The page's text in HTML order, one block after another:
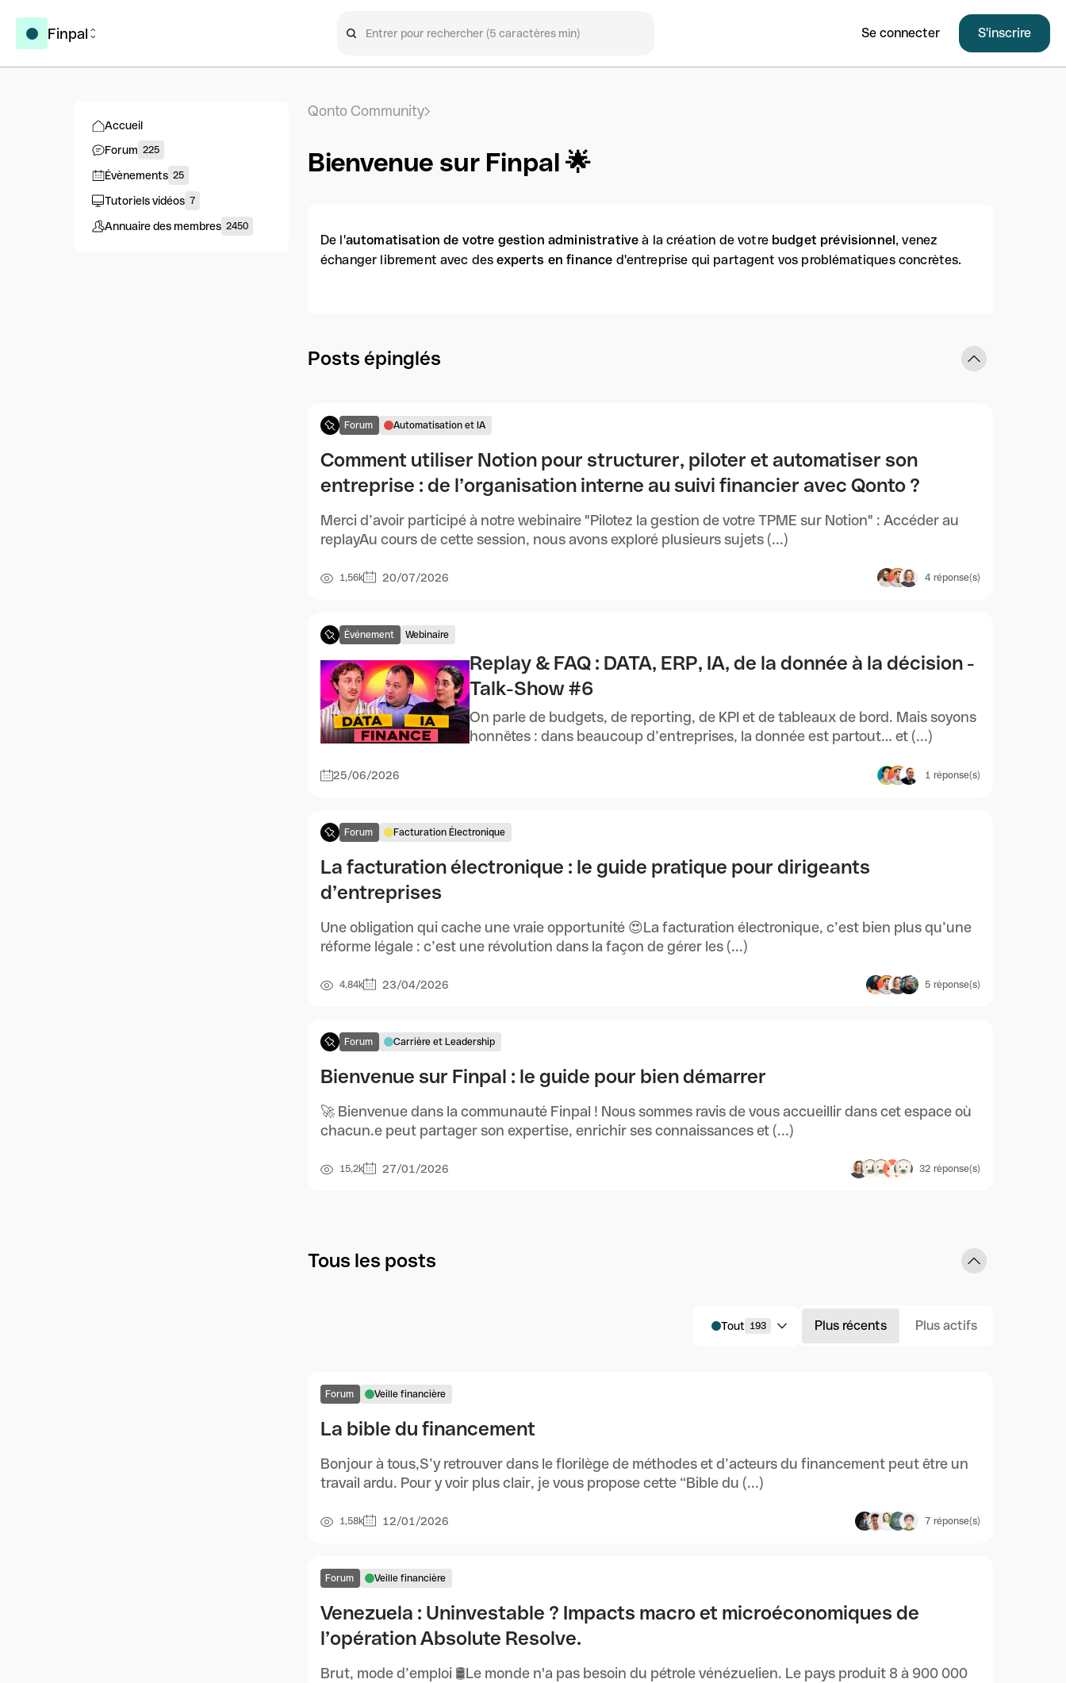
Finpal Se connecter S'inscrire
Accueil
Forum 225
Évènements 25
Tutoriels vidéos 7
Annuaire des membres 2450
Qonto Community
Bienvenue sur Finpal 🌟
De l'automatisation de votre gestion administrative à la création de votre budget prévisionnel, venez
échanger librement avec desexperts en finance d'entreprise qui partagent vos problématiques concrètes.
Posts épinglés
Forum Automatisation et IA
Comment utiliser Notion pour structurer, piloter et automatiser son
entreprise : de l’organisation interne au suivi financier avec Qonto ?
Merci d’avoir participé à notre webinaire "Pilotez la gestion de votre TPME sur Notion" : Accéder au
replayAu cours de cette session, nous avons exploré plusieurs sujets (...)
1,56k 20/07/2026 4 réponse(s)
Événement Webinaire
Replay & FAQ : DATA, ERP, IA, de la donnée à la décision -
Talk-Show #6
On parle de budgets, de reporting, de KPI et de tableaux de bord. Mais soyons
honnêtes : dans beaucoup d’entreprises, la donnée est partout… et (...)
25/06/2026 1 réponse(s)
Forum Facturation Électronique
La facturation électronique : le guide pratique pour dirigeants
d’entreprises
Une obligation qui cache une vraie opportunité 😍La facturation électronique, c’est bien plus qu’une
réforme légale : c’est une révolution dans la façon de gérer les (...)
4,84k 23/04/2026 5 réponse(s)
Forum Carrière et Leadership
Bienvenue sur Finpal : le guide pour bien démarrer
🚀 Bienvenue dans la communauté Finpal ! Nous sommes ravis de vous accueillir dans cet espace où
chacun.e peut partager son expertise, enrichir ses connaissances et (...)
15,2k 27/01/2026 32 réponse(s)
Tous les posts
Tout 193 Plus récents Plus actifs
Forum Veille financière
La bible du financement
Bonjour à tous,S’y retrouver dans le florilège de méthodes et d’acteurs du financement peut être un
travail ardu. Pour y voir plus clair, je vous propose cette “Bible du (...)
1,58k 12/01/2026 7 réponse(s)
Forum Veille financière
Venezuela : Uninvestable ? Impacts macro et microéconomiques de
l’opération Absolute Resolve.
Brut, mode d’emploi 🛢️Le monde n'a pas besoin du pétrole vénézuelien. Le pays produit 8 à 900 000